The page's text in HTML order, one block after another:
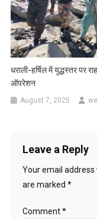
धराली-हर्षिल में युद्धस्तर पर
ऑपरेशन
August 7, 2025
Leave a Reply
Your email address
are marked *
Comment*